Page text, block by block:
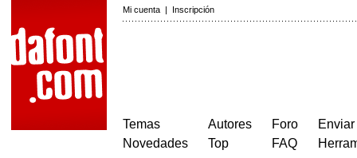
Mi cuenta | Inscripción
Temas
Novedades
Autores
Top
Foro
FAQ